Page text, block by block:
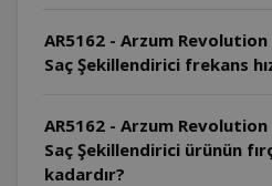
AR5162 - Arzum
Saç Şekillendirici
AR5162 - Arzum
Saç Şekillendirici ürünün
kadardır?